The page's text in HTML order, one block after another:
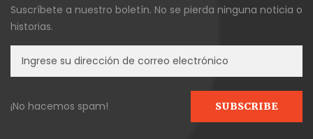
Suscríbete a nuestro boletín. No se pierda ninguna noticia o
historias.
¡No hacemos spam!